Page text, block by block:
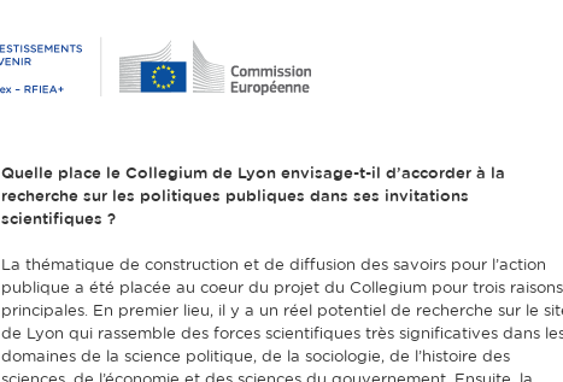
Quelle place le Collegium de Lyon envisage-t-il d’accorder à la
recherche sur les politiques publiques dans ses invitations
scientifiques ?
La thématique de construction et de diffusion des savoirs pour l’action
publique a été placée au coeur du projet du Collegium pour trois raisons
principales. En premier lieu, il y a un réel potentiel de recherche sur le
de Lyon qui rassemble des forces scientifiques très significatives dans
domaines de la science politique, de la sociologie, de l’histoire des